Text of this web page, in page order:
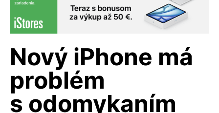
Nový iPhone má
problém
s odomykaním